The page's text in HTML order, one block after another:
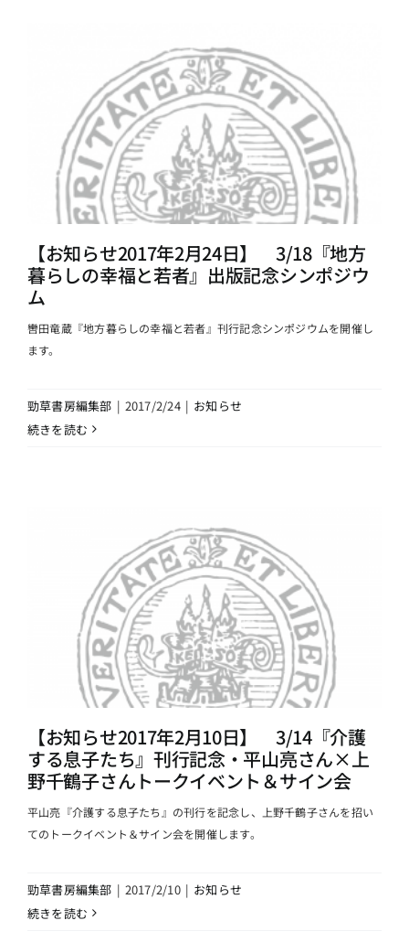
【お知らせ2017年2月24日】 3/18『地方
暮らしの幸福と若者』出版記念シンポジウ
ム
轡田竜蔵『地方暮らしの幸福と若者』刊行記念シンポジウムを開催し
ます。
勁草書房編集部 | 2017/2/24 | お知らせ
続きを読む
【お知らせ2017年2月10日】 3/14『介護
する息子たち』刊行記念・平山亮さん×上
野千鶴子さんトークイベント＆サイン会
平山亮『介護する息子たち』の刊行を記念し、上野千鶴子さんを招い
てのトークイベント＆サイン会を開催します。
勁草書房編集部 | 2017/2/10 | お知らせ
続きを読む